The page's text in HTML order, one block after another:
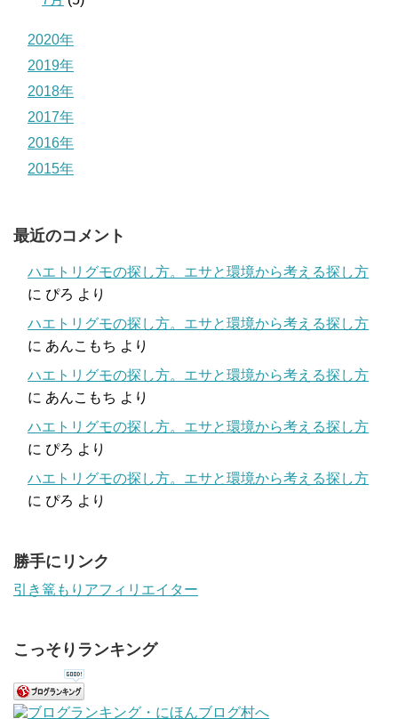
2020年
2019年
2018年
2017年
2016年
2015年
最近のコメント
ハエトリグモの探し方。エサと環境から考える探し方
に ぴろ より
ハエトリグモの探し方。エサと環境から考える探し方
に あんこもち より
ハエトリグモの探し方。エサと環境から考える探し方
に あんこもち より
ハエトリグモの探し方。エサと環境から考える探し方
に ぴろ より
ハエトリグモの探し方。エサと環境から考える探し方
に ぴろ より
勝手にリンク
引き篭もりアフィリエイター
こっそりランキング